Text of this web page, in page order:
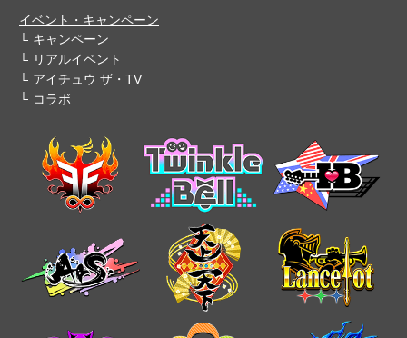
イベント・キャンペーン
キャンペーン
リアルイベント
アイチュウ ザ・TV
コラボ